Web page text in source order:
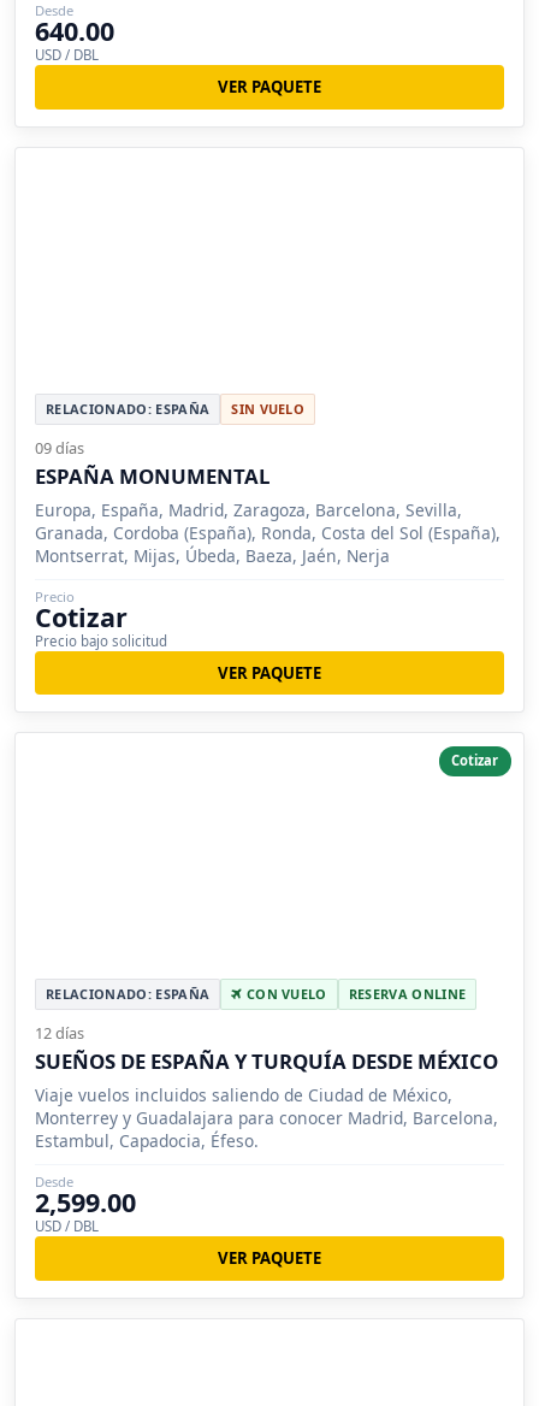
Desde
640.00
USD / DBL
VER PAQUETE
RELACIONADO: ESPAÑA SIN VUELO
09 días
ESPAÑA MONUMENTAL
Europa, España, Madrid, Zaragoza, Barcelona, Sevilla,
Granada, Cordoba (España), Ronda, Costa del Sol (España),
Montserrat, Mijas, Úbeda, Baeza, Jaén, Nerja
Precio
Cotizar
Precio bajo solicitud
VER PAQUETE
Cotizar
RELACIONADO: ESPAÑA CON VUELO RESERVA ONLINE
12 días
SUEÑOS DE ESPAÑA Y TURQUÍA DESDE MÉXICO
Viaje vuelos incluidos saliendo de Ciudad de México,
Monterrey y Guadalajara para conocer Madrid, Barcelona,
Estambul, Capadocia, Éfeso.
Desde
2,599.00
USD / DBL
VER PAQUETE